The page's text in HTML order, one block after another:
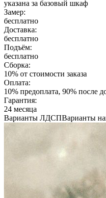
указана за базовый шкаф
Замер:
бесплатно
Доставка:
бесплатно
Подъём:
бесплатно
Сборка:
10% от стоимости заказа
Оплата:
10% предоплата, 90% после
Гарантия:
24 месяца
Варианты ЛДСПВарианты